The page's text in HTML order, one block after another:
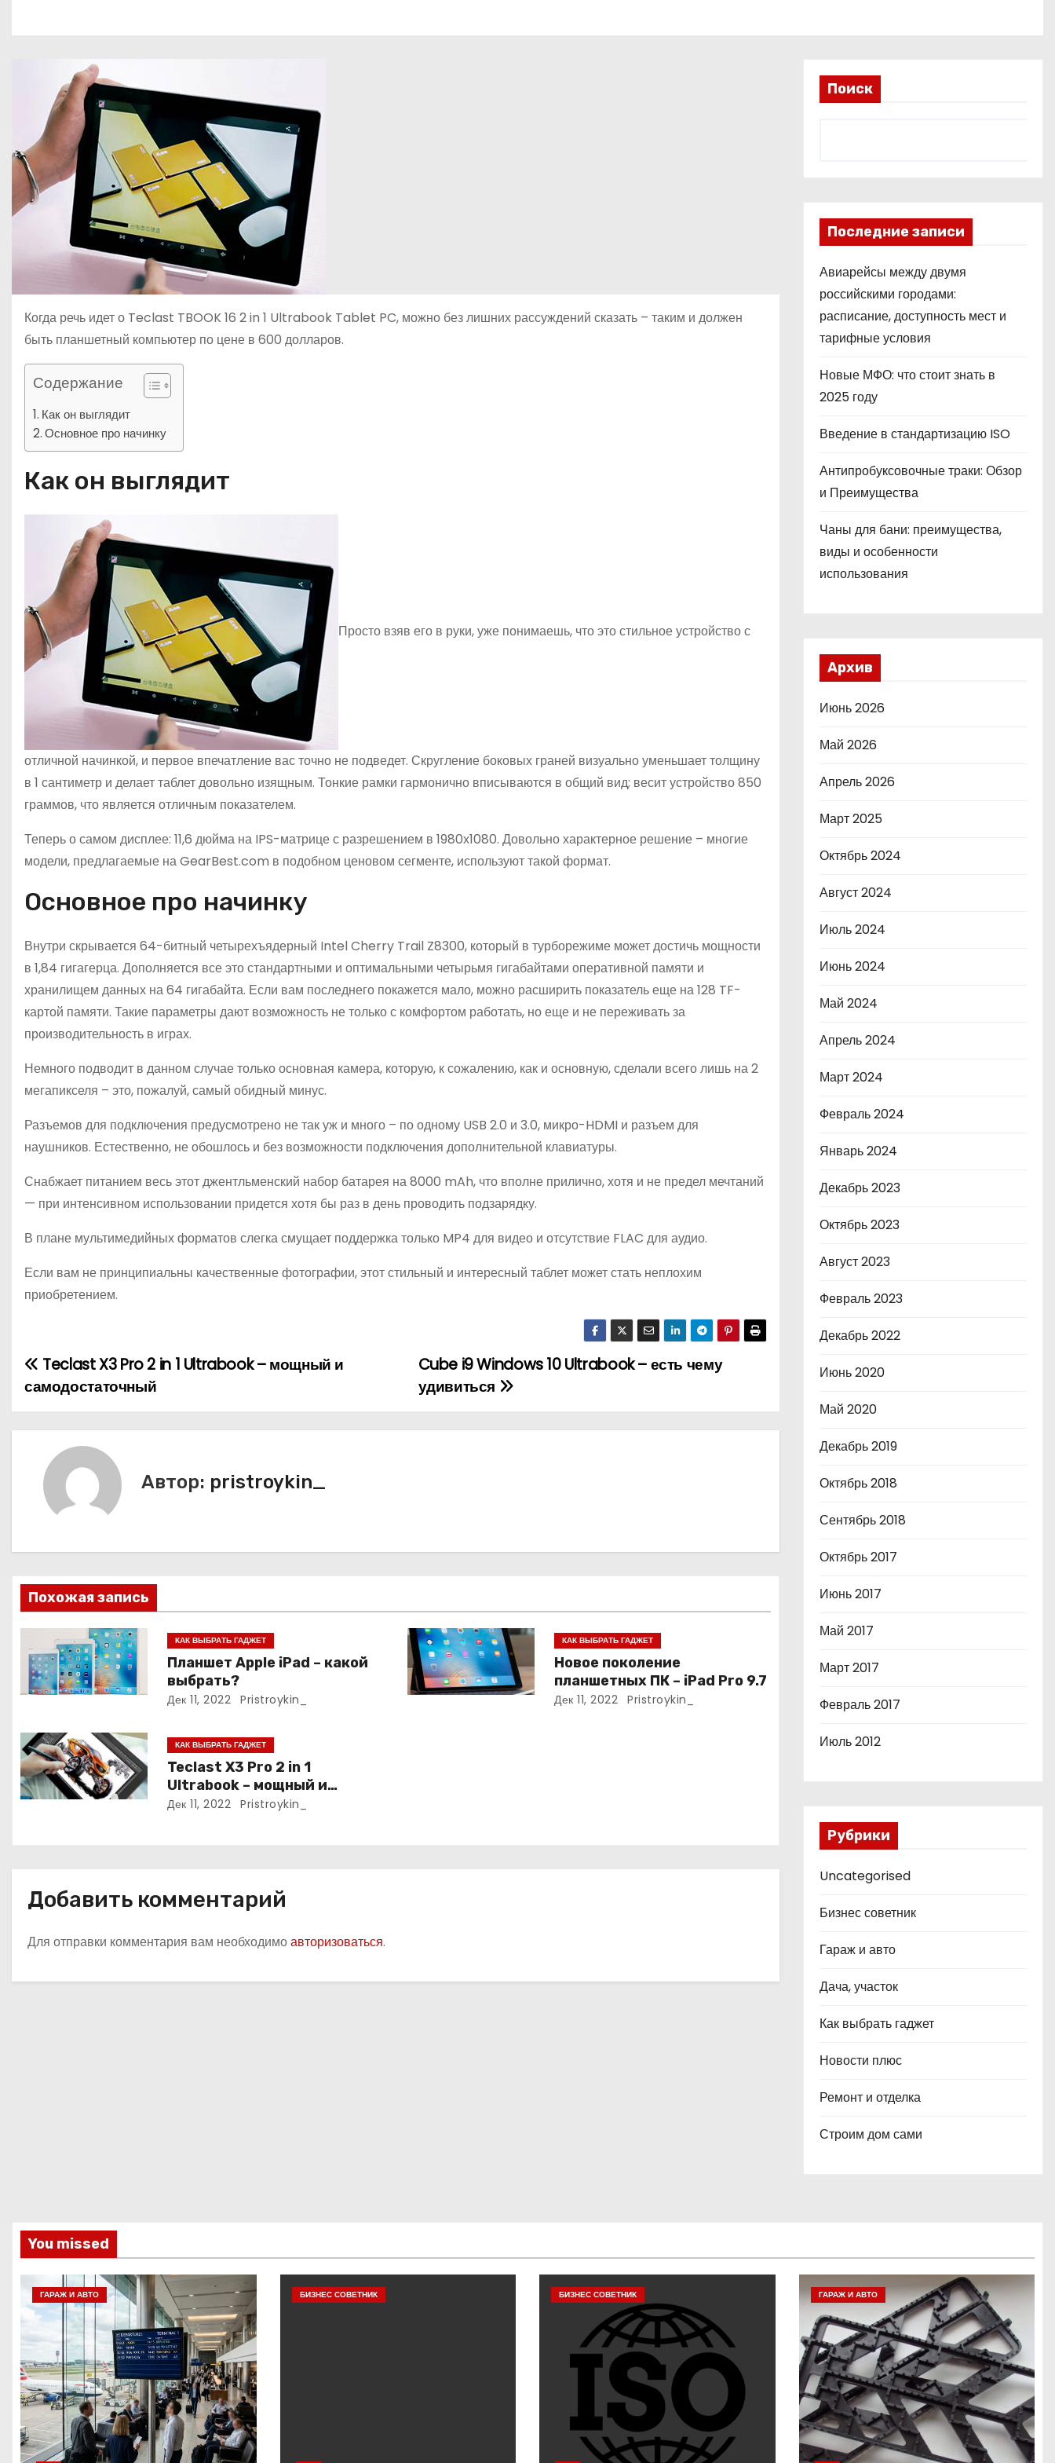
Когда речь идет о Teclast TBOOK 16 2 in 1 Ultrabook Tablet PC, можно без лишних рассуждений сказать – таким и должен
быть планшетный компьютер по цене в 600 долларов.
Содержание
Как он выглядит
Основное про начинку
Как он выглядит
Просто взяв его в руки, уже понимаешь, что это стильное устройство с
отличной начинкой, и первое впечатление вас точно не подведет. Скругление боковых граней визуально уменьшает толщину
в 1 сантиметр и делает таблет довольно изящным. Тонкие рамки гармонично вписываются в общий вид; весит устройство 850
граммов, что является отличным показателем.
Теперь о самом дисплее: 11,6 дюйма на IPS-матрице с разрешением в 1980х1080. Довольно характерное решение – многие
модели, предлагаемые на GearBest.com в подобном ценовом сегменте, используют такой формат.
Основное про начинку
Внутри скрывается 64-битный четырехъядерный Intel Cherry Trail Z8300, который в турборежиме может достичь мощности
в 1,84 гигагерца. Дополняется все это стандартными и оптимальными четырьмя гигабайтами оперативной памяти и
хранилищем данных на 64 гигабайта. Если вам последнего покажется мало, можно расширить показатель еще на 128 TF-
картой памяти. Такие параметры дают возможность не только с комфортом работать, но еще и не переживать за
производительность в играх.
Немного подводит в данном случае только основная камера, которую, к сожалению, как и основную, сделали всего лишь на 2
мегапикселя – это, пожалуй, самый обидный минус.
Разъемов для подключения предусмотрено не так уж и много – по одному USB 2.0 и 3.0, микро-HDMI и разъем для
наушников. Естественно, не обошлось и без возможности подключения дополнительной клавиатуры.
Снабжает питанием весь этот джентльменский набор батарея на 8000 mAh, что вполне прилично, хотя и не предел мечтаний
— при интенсивном использовании придется хотя бы раз в день проводить подзарядку.
В плане мультимедийных форматов слегка смущает поддержка только MP4 для видео и отсутствие FLAC для аудио.
Если вам не принципиальны качественные фотографии, этот стильный и интересный таблет может стать неплохим
приобретением.
Н
в
и
я
п
о
з
а
п
я
м
Cube i9 Windows 10 Ultrabook – есть чему
удивиться
Teclast X3 Pro 2 in 1 Ultrabook – мощный и
самодостаточный
Автор: pristroykin_
Похожая запись
КАК ВЫБРАТЬ ГАДЖЕТ
Планшет Apple iPad – какой
выбрать?
Дек 11, 2022 Pristroykin_
КАК ВЫБРАТЬ ГАДЖЕТ
Новое поколение
планшетных ПК – iPad Pro 9.7
Дек 11, 2022 Pristroykin_
КАК ВЫБРАТЬ ГАДЖЕТ
Teclast X3 Pro 2 in 1
Ultrabook – мощный и
самодостаточный
Дек 11, 2022 Pristroykin_
Добавить комментарий
Для отправки комментария вам необходимоавторизоваться.
Поиск
Последние записи
Авиарейсы между двумя
российскими городами:
расписание, доступность мест и
тарифные условия
Новые МФО: что стоит знать в
2025 году
Введение в стандартизацию ISO
Антипробуксовочные траки: Обзор
и Преимущества
Чаны для бани: преимущества,
виды и особенности
использования
Архив
Июнь 2026
Май 2026
Апрель 2026
Март 2025
Октябрь 2024
Август 2024
Июль 2024
Июнь 2024
Май 2024
Апрель 2024
Март 2024
Февраль 2024
Январь 2024
Декабрь 2023
Октябрь 2023
Август 2023
Февраль 2023
Декабрь 2022
Июнь 2020
Май 2020
Декабрь 2019
Октябрь 2018
Сентябрь 2018
Октябрь 2017
Июнь 2017
Май 2017
Март 2017
Февраль 2017
Июль 2012
Рубрики
Uncategorised
Бизнес советник
Гараж и авто
Дача, участок
Как выбрать гаджет
Новости плюс
Ремонт и отделка
Строим дом сами
You missed
ГАРАЖ И АВТО БИЗНЕС СОВЕТНИК БИЗНЕС СОВЕТНИК ГАРАЖ И АВТО